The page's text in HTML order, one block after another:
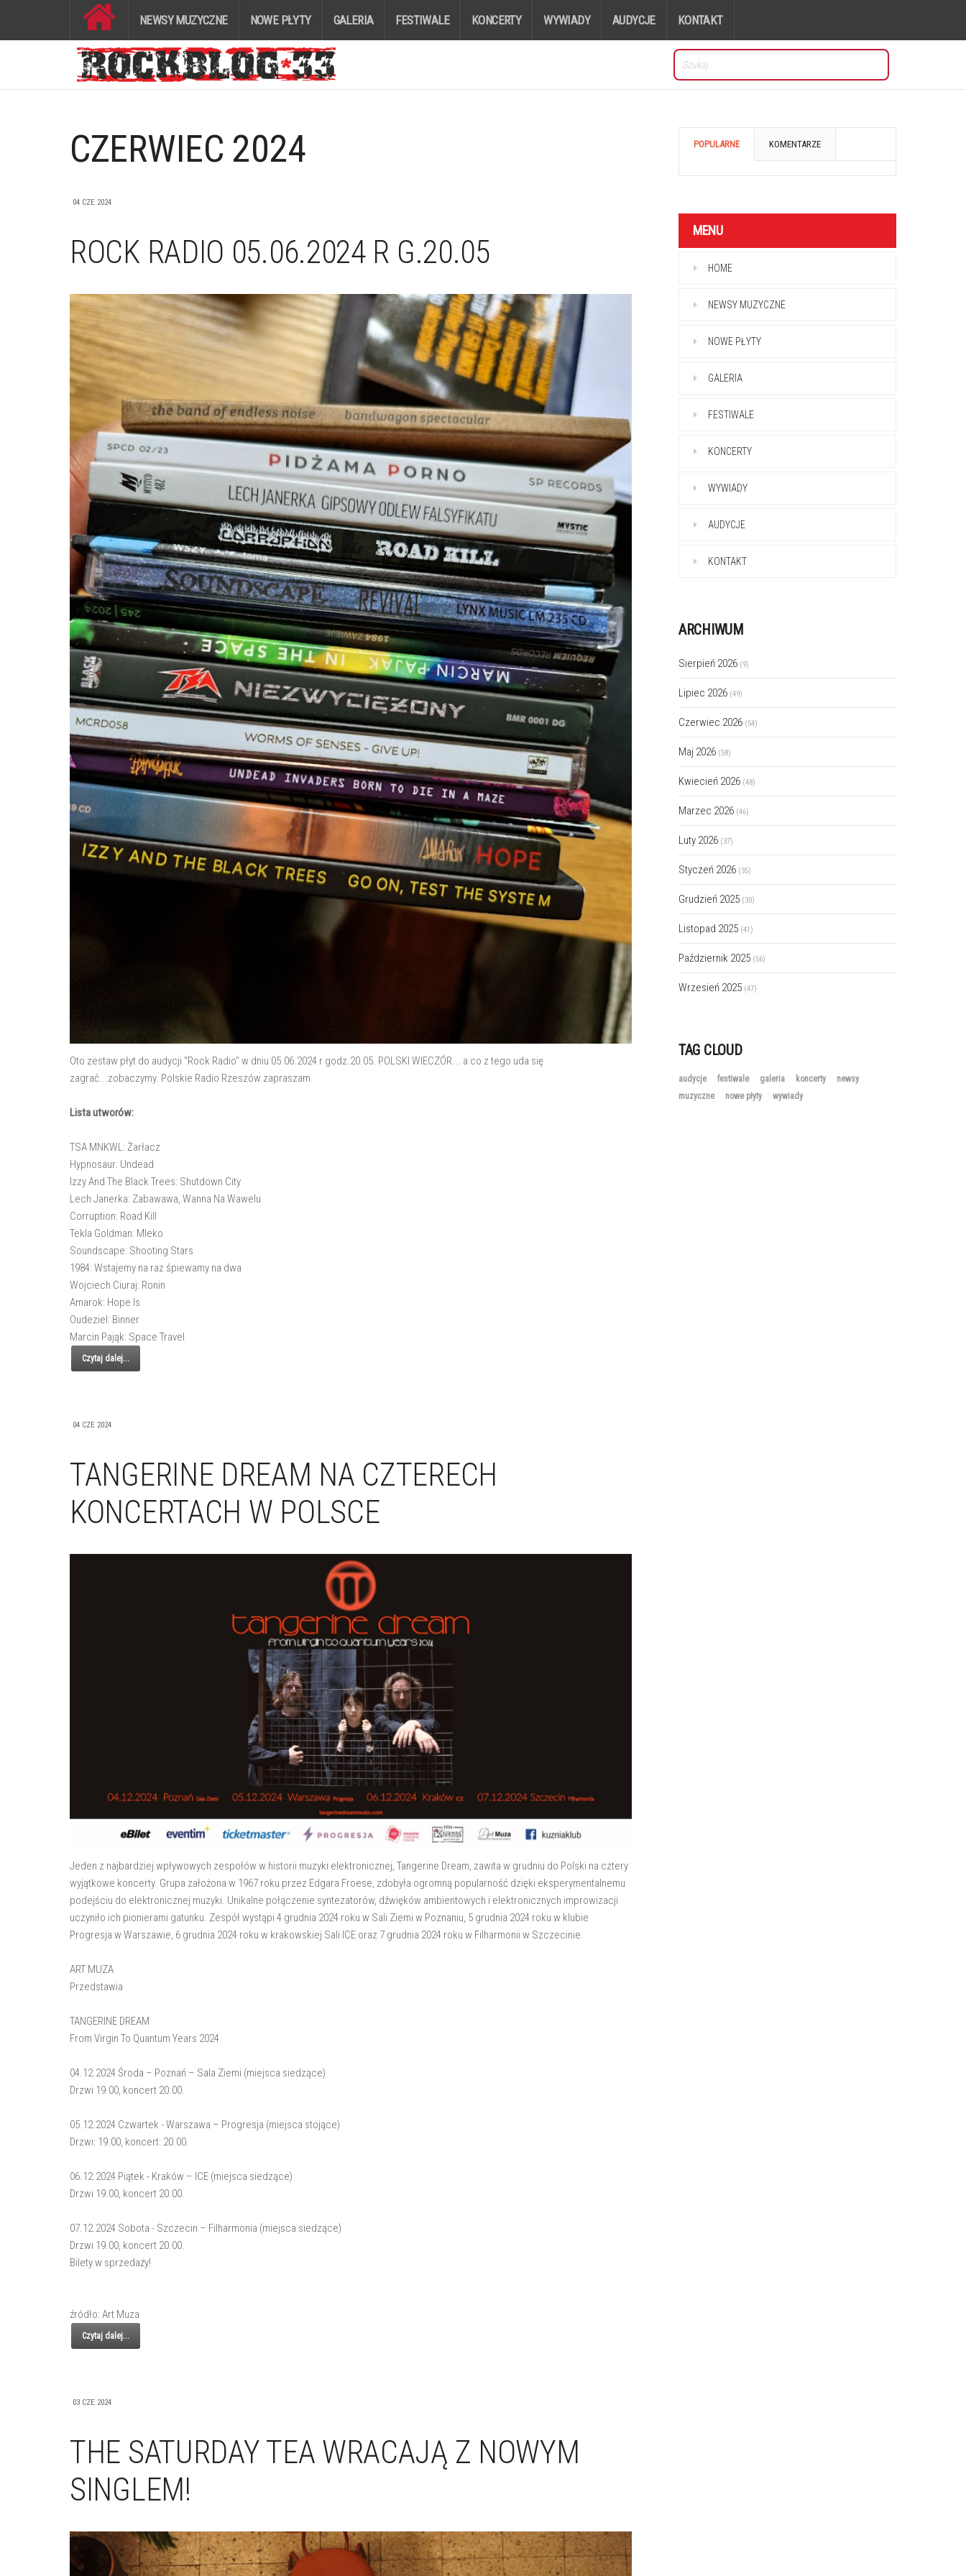
NEWSY MUZYCZNE NOWE PŁYTY GALERIA FESTIWALE KONCERTY WYWIADY AUDYCJE KONTAKT
CZERWIEC 2024
04 CZE 2024
ROCK RADIO 05.06.2024 R G.20.05
Oto zestaw płyt do audycji "Rock Radio" w dniu 05.06.2024 r godz.20.05. POLSKI WIECZÓR... a co z tego uda się
zagrać...zobaczymy. Polskie Radio Rzeszów zapraszam.
Lista utworów:
TSA MNKWL: Żarłacz
Hypnosaur: Undead
Izzy And The Black Trees: Shutdown City
Lech Janerka: Zabawawa, Wanna Na Wawelu
Corruption: Road Kill
Tekla Goldman: Mleko
Soundscape: Shooting Stars
1984: Wstajemy na raz śpiewamy na dwa
Wojciech Ciuraj: Ronin
Amarok: Hope Is
Oudeziel: Binner
Marcin Pająk: Space Travel
Czytaj dalej...
04 CZE 2024
TANGERINE DREAM NA CZTERECH
KONCERTACH W POLSCE
Jeden z najbardziej wpływowych zespołów w historii muzyki elektronicznej, Tangerine Dream, zawita w grudniu do Polski na cztery
wyjątkowe koncerty. Grupa założona w 1967 roku przez Edgara Froese, zdobyła ogromną popularność dzięki eksperymentalnemu
podejściu do elektronicznej muzyki. Unikalne połączenie syntezatorów, dźwięków ambientowych i elektronicznych improwizacji
uczyniło ich pionierami gatunku. Zespół wystąpi 4 grudnia 2024 roku w Sali Ziemi w Poznaniu, 5 grudnia 2024 roku w klubie
Progresja w Warszawie, 6 grudnia 2024 roku w krakowskiej Sali ICE oraz 7 grudnia 2024 roku w Filharmonii w Szczecinie.
ART MUZA
Przedstawia
TANGERINE DREAM
From Virgin To Quantum Years 2024
04.12.2024 Środa – Poznań – Sala Ziemi (miejsca siedzące)
Drzwi 19.00, koncert 20.00.
05.12.2024 Czwartek - Warszawa – Progresja (miejsca stojące)
Drzwi: 19.00, koncert: 20.00.
06.12.2024 Piątek - Kraków – ICE (miejsca siedzące)
Drzwi 19.00, koncert 20.00.
07.12.2024 Sobota - Szczecin – Filharmonia (miejsca siedzące)
Drzwi 19.00, koncert 20.00.
Bilety w sprzedaży!
źródło: Art Muza
Czytaj dalej...
03 CZE 2024
THE SATURDAY TEA WRACAJĄ Z NOWYM
SINGLEM!
POPULARNE KOMENTARZE
MENU
HOME
NEWSY MUZYCZNE
NOWE PŁYTY
GALERIA
FESTIWALE
KONCERTY
WYWIADY
AUDYCJE
KONTAKT
ARCHIWUM
Sierpień 2026 (9)
Lipiec 2026 (49)
Czerwiec 2026 (54)
Maj 2026 (58)
Kwiecień 2026 (48)
Marzec 2026 (46)
Luty 2026 (37)
Styczeń 2026 (35)
Grudzień 2025 (30)
Listopad 2025 (41)
Październik 2025 (56)
Wrzesień 2025 (47)
TAG CLOUD
audycje festiwale galeria koncerty
newsy
muzyczne
nowe płyty wywiady